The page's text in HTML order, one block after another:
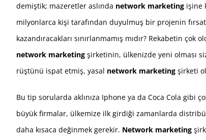
demiştik; mazeretler aslında network marketing işine
milyonlarca kişi tarafından duyulmuş bir projenin
kazandıracakları sınırlanmamış mıdır? Rekabetin
network marketing şirketinin, ülkenizde yeni olması
rüştünü ispat etmiş, yasal network marketing şirketi
Bu tip sorularda aklınıza Iphone ya da Coca Cola gibi
büyük firmalar, ülkemize ilk girdiği zamanlarda
daha kısaca değinmek gerekir. Network marketing